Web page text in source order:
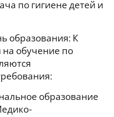
по гигиене детей и
образования: К
обучение по
образование